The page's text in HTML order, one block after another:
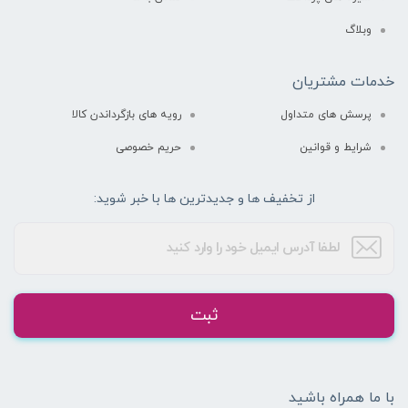
وبلاگ
خدمات مشتریان
پرسش های متداول رویه های بازگرداندن کالا
شرایط و قوانین حریم خصوصی
از تخفیف ها و جدیدترین ها با خبر شوید:
ثبت
با ما همراه باشید